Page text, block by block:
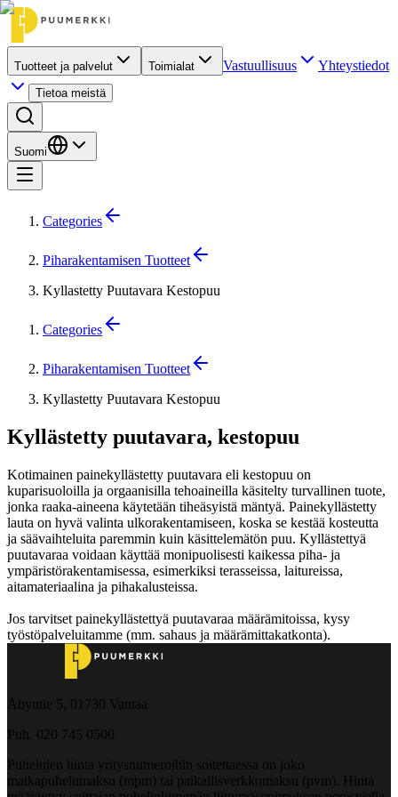
Tuotteet ja palvelut Toimialat Vastuullisuus Yhteystiedot
Tietoa meistä
Suomi
Categories
Piharakentamisen Tuotteet
Kyllastetty Puutavara Kestopuu
Categories
Piharakentamisen Tuotteet
Kyllastetty Puutavara Kestopuu
Kyllästetty puutavara, kestopuu
Kotimainen painekyllästetty puutavara eli kestopuu on
kuparisuoloilla ja orgaanisilla tehoaineilla käsitelty turvallinen tuote,
jonka raaka-aineena käytetään tiheäsyistä mäntyä. Painekyllästetty
lauta on hyvä valinta ulkorakentamiseen, koska se kestää kosteutta
ja säävaihteluita paremmin kuin käsittelemätön puu. Kyllästettyä
puutavaraa voidaan käyttää monipuolisesti kaikessa piha- ja
ympäristörakentamisessa, esimerkiksi terasseissa, laitureissa,
aitamateriaalina ja pihakalusteissa.
Jos tarvitset painekyllästettyä puutavaraa määrämitoissa, kysy
työstöpalveluitamme (mm. sahaus ja määrämittakatkonta).
Åbyntie 5, 01730 Vantaa
Puh. 020 745 0500
Puhelujen hinta yritysnumeroihin soitettaessa on joko
matkapuhelumaksu (mpm) tai paikallisverkkomaksu (pvm). Hinta